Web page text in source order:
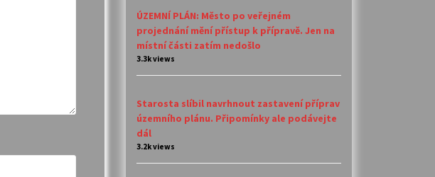
ÚZEMNÍ PLÁN: Město po veřejném
projednání mění přístup k přípravě. Jen na
místní části zatím nedošlo
3.3k views
Starosta slíbil navrhnout zastavení příprav
územního plánu. Připomínky ale podávejte
dál
3.2k views